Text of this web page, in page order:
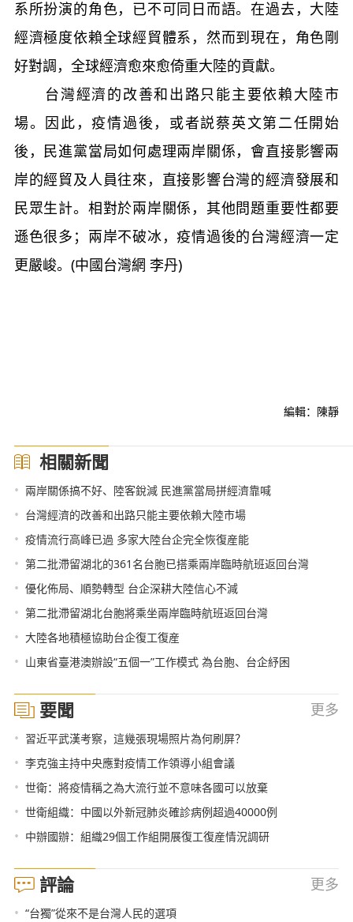
系所扮演的角色，已不可同日而語。在過去，大陸
經濟極度依賴全球經貿體系，然而到現在，角色剛
好對調，全球經濟愈來愈倚重大陸的貢獻。
台灣經濟的改善和出路只能主要依賴大陸市
場。因此，疫情過後，或者説蔡英文第二任開始
後，民進黨當局如何處理兩岸關係，會直接影響兩
岸的經貿及人員往來，直接影響台灣的經濟發展和
民眾生計。相對於兩岸關係，其他問題重要性都要
遜色很多；兩岸不破冰，疫情過後的台灣經濟一定
更嚴峻。(中國台灣網 李丹)
編輯：陳靜
相關新聞
• 兩岸關係搞不好、陸客銳減 民進黨當局拼經濟靠喊
• 台灣經濟的改善和出路只能主要依賴大陸市場
• 疫情流行高峰已過 多家大陸台企完全恢復産能
• 第二批滯留湖北的361名台胞已搭乘兩岸臨時航班返回台灣
• 優化佈局、順勢轉型 台企深耕大陸信心不減
• 第二批滯留湖北台胞將乘坐兩岸臨時航班返回台灣
• 大陸各地積極協助台企復工復産
• 山東省臺港澳辦設“五個一”工作模式 為台胞、台企紓困
要聞 更多
• 習近平武漢考察，這幾張現場照片為何刷屏？
• 李克強主持中央應對疫情工作領導小組會議
• 世衛：將疫情稱之為大流行並不意味各國可以放棄
• 世衛組織：中國以外新冠肺炎確診病例超過40000例
• 中辦國辦：組織29個工作組開展復工復産情況調研
評論 更多
• “台獨”從來不是台灣人民的選項